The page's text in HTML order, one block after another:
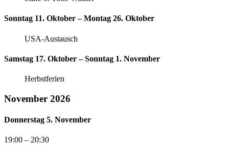
Sonntag 11. Oktober – Montag 26. Oktober
USA-Austausch
Samstag 17. Oktober – Sonntag 1. November
Herbstferien
November 2026
Donnerstag 5. November
19:00 – 20:30